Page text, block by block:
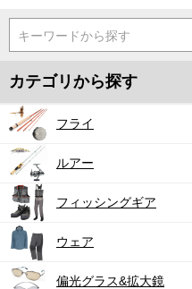
キーワードから探す
カテゴリから探す
フライ
ルアー
フィッシングギア
ウェア
偏光グラス&拡大鏡